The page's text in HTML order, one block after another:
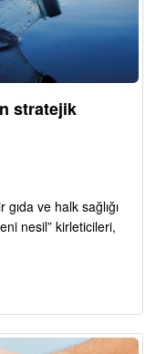
stratejik
ve halk sağlığı
nesil” kirleticileri,